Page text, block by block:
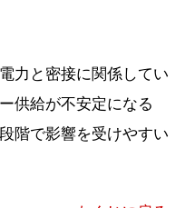
力と密接に関係してい
供給が不安定になる
階で影響を受けやすい